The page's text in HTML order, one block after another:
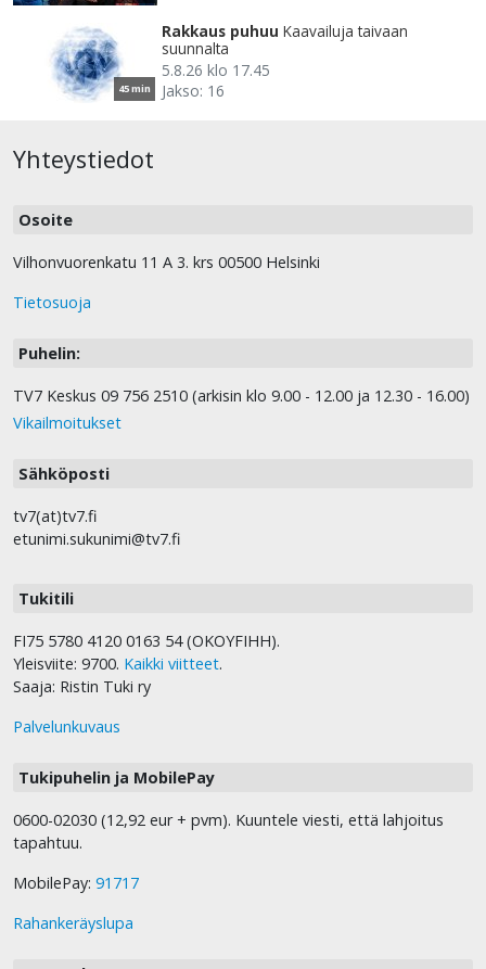
45 min
Rakkaus puhuu Kaavailuja taivaan
suunnalta
5.8.26 klo 17.45
Jakso: 16
Yhteystiedot
Osoite
Vilhonvuorenkatu 11 A 3. krs 00500 Helsinki
Tietosuoja
Puhelin:
TV7 Keskus 09 756 2510 (arkisin klo 9.00 - 12.00 ja 12.30 - 16.00)
Vikailmoitukset
Sähköposti
tv7(at)tv7.fi
etunimi.sukunimi@tv7.fi
Tukitili
FI75 5780 4120 0163 54 (OKOYFIHH).
Yleisviite: 9700. Kaikki viitteet.
Saaja: Ristin Tuki ry
Palvelunkuvaus
Tukipuhelin ja MobilePay
0600-02030 (12,92 eur + pvm). Kuuntele viesti, että lahjoitus
tapahtuu.
MobilePay: 91717
Rahankeräyslupa